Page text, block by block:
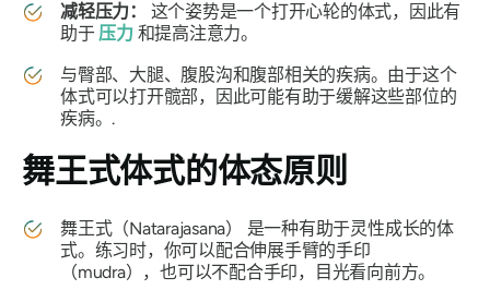
减轻压力：
这个姿势是一个打开心轮的体式，因此有
助于 压力和提高注意力。
与臀部、大腿、腹股沟和腹部相关的疾病。由于这个
体式可以打开髋部，因此可能有助于缓解这些部位的
疾病。.
舞王式体式的体态原则
舞王式（Natarajasana）
是一种有助于灵性成长的体
式。练习时，你可以配合伸展手臂的手印
（mudra），也可以不配合手印，目光看向前方。